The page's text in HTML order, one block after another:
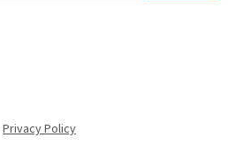
Privacy Policy